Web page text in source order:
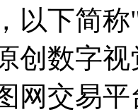
以下简
创数字
网交易